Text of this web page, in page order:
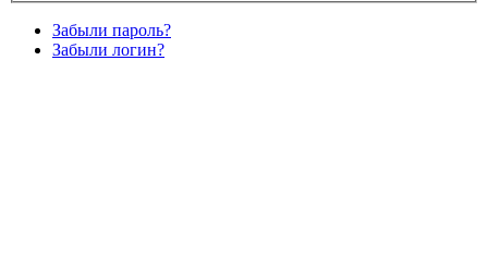
Забыли пароль?
Забыли логин?